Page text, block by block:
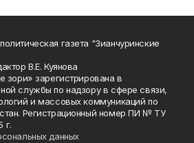
газета "Зианчуринские
В.Е. Куянова
зори» зарегистрирована в
службы по надзору в сфере связи,
и массовых коммуникаций по
Регистрационный номер ПИ № ТУ
г.
данных